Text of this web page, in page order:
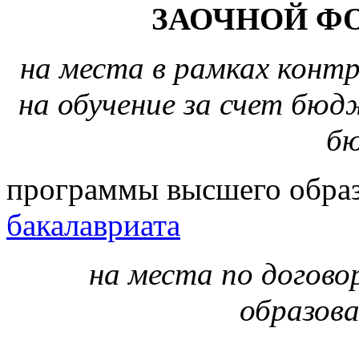
ЗАОЧНОЙ
на места в рамках
на обучение за счет
программы высшего
бакалавриата
на места по